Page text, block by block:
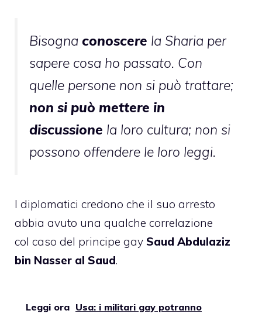
Bisogna conoscere la Sharia per
sapere cosa ho passato. Con
quelle persone non si può trattare;
non si può mettere in
discussione la loro cultura; non si
possono offendere le loro leggi.
I diplomatici credono che il suo arresto
abbia avuto una qualche correlazione
col caso del principe gay Saud Abdulaziz
bin Nasser al Saud.
Leggi ora Usa: i militari gay potranno